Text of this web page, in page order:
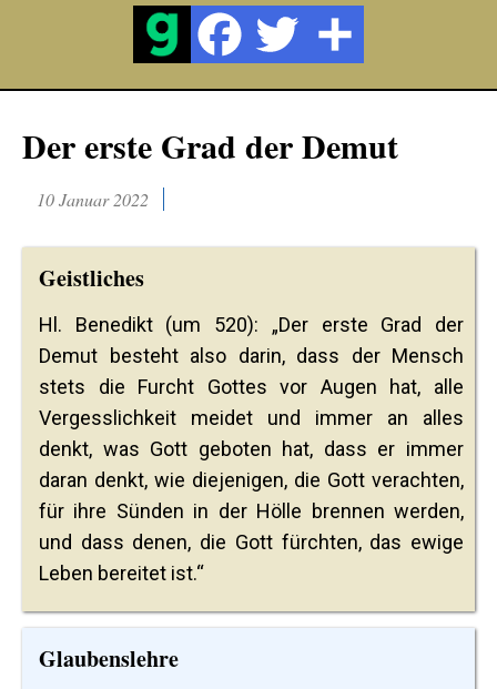
Der erste Grad der Demut
10 Januar 2022
Geistliches
Hl. Benedikt (um 520): „Der erste Grad der
Demut besteht also darin, dass der Mensch
stets die Furcht Gottes vor Augen hat, alle
Vergesslichkeit meidet und immer an alles
denkt, was Gott geboten hat, dass er immer
daran denkt, wie diejenigen, die Gott verachten,
für ihre Sünden in der Hölle brennen werden,
und dass denen, die Gott fürchten, das ewige
Leben bereitet ist.“
Glaubenslehre